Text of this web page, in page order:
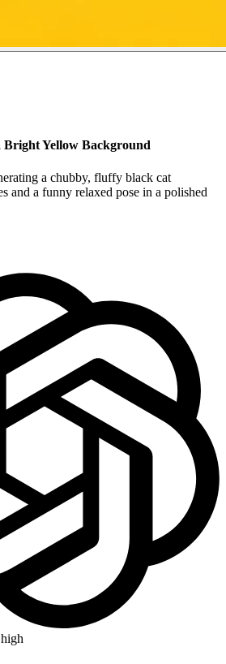
Yellow Background
a chubby, fluffy black cat
and a funny relaxed pose in a polished
high